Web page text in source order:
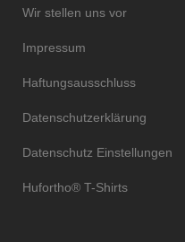
Wir stellen uns vor
Impressum
Haftungsausschluss
Datenschutzerklärung
Datenschutz Einstellungen
Hufortho® T-Shirts